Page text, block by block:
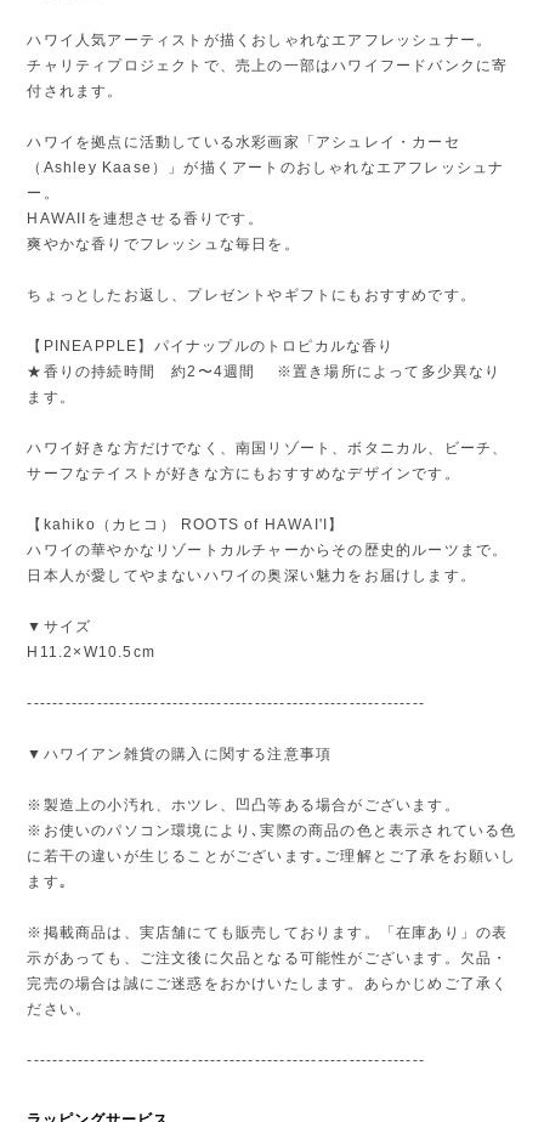
ハワイ人気アーティストが描くおしゃれなエアフレッシュナー。
チャリティプロジェクトで、売上の一部はハワイフードバンクに寄
付されます。
ハワイを拠点に活動している水彩画家「アシュレイ・カーセ
（Ashley Kaase）」が描くアートのおしゃれなエアフレッシュナ
ー。
HAWAIIを連想させる香りです。
爽やかな香りでフレッシュな毎日を。
ちょっとしたお返し、プレゼントやギフトにもおすすめです。
【PINEAPPLE】パイナップルのトロピカルな香り
★香りの持続時間 約2〜4週間 ※置き場所によって多少異なり
ます。
ハワイ好きな方だけでなく、南国リゾート、ボタニカル、ビーチ、
サーフなテイストが好きな方にもおすすめなデザインです。
【kahiko（カヒコ） ROOTS of HAWAI'I】
ハワイの華やかなリゾートカルチャーからその歴史的ルーツまで。
日本人が愛してやまないハワイの奥深い魅力をお届けします。
▼サイズ
H11.2×W10.5cm
---------------------------------------------------------------
▼ハワイアン雑貨の購入に関する注意事項
※製造上の小汚れ、ホツレ、凹凸等ある場合がございます。
※お使いのパソコン環境により､実際の商品の色と表示されている色
に若干の違いが生じることがございます｡ご理解とご了承をお願いし
ます｡
※掲載商品は、実店舗にても販売しております。「在庫あり」の表
示があっても、ご注文後に欠品となる可能性がございます。欠品・
完売の場合は誠にご迷惑をおかけいたします。あらかじめご了承く
ださい。
---------------------------------------------------------------